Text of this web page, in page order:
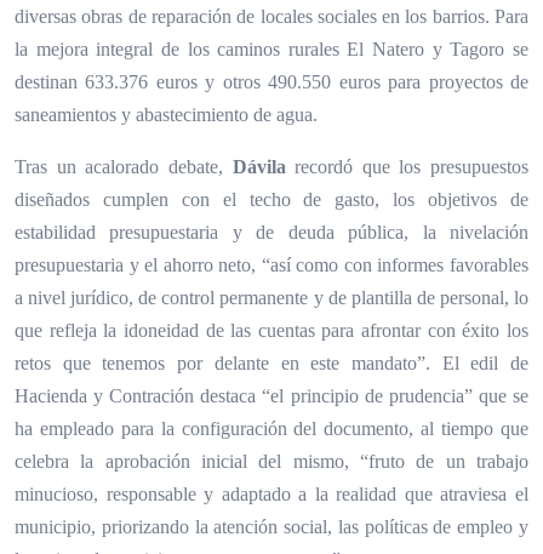
diversas obras de reparación de locales sociales en los barrios. Para
la mejora integral de los caminos rurales El Natero y Tagoro se
destinan 633.376 euros y otros 490.550 euros para proyectos de
saneamientos y abastecimiento de agua.
Tras un acalorado debate, Dávilarecordó que los presupuestos
diseñados cumplen con el techo de gasto, los objetivos de
estabilidad presupuestaria y de deuda pública, la nivelación
presupuestaria y el ahorro neto, “así como con informes favorables
a nivel jurídico, de control permanente y de plantilla de personal, lo
que refleja la idoneidad de las cuentas para afrontar con éxito los
retos que tenemos por delante en este mandato”. El edil de
Hacienda y Contración destaca “el principio de prudencia” que se
ha empleado para la configuración del documento, al tiempo que
celebra la aprobación inicial del mismo, “fruto de un trabajo
minucioso, responsable y adaptado a la realidad que atraviesa el
municipio, priorizando la atención social, las políticas de empleo y